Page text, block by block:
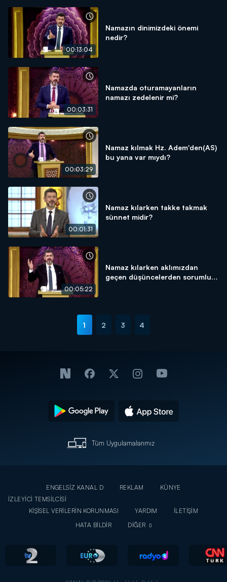
00:13:04
Namazın dinimizdeki önemi
nedir?
00:03:31
Namazda oturamayanların
namazı zedelenir mi?
00:03:29
Namaz kılmak Hz. Adem'den(AS)
bu yana var mıydı?
00:01:31
Namaz kılarken takke takmak
sünnet midir?
00:05:22
Namaz kılarken aklımızdan
geçen düşüncelerden sorumlu
1 2 3 4
Tüm Uygulamalarımız
ENGELSİZ KANAL D REKLAM
KÜNYE
İZLEYİCİ TEMSİLCİSİ
KİŞİSEL VERİLERİN KORUNMASI
YARDIM
İLETİŞİM
HATA BİLDİR
DİĞER